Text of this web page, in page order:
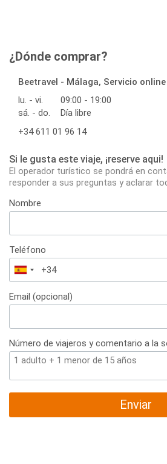
¿Dónde comprar?
Beetravel - Málaga, Servicio online
lu. - vi.
09:00 - 19:00
sá. - do.
Día libre
+34 611 01 96 14
Si le gusta este viaje, ¡reserve aqui!
El operador turístico se pondrá en
responder a sus preguntas y aclarar
Nombre
Teléfono
España
+34
Email (opcional)
Número de viajeros y comentario a la
Enviar